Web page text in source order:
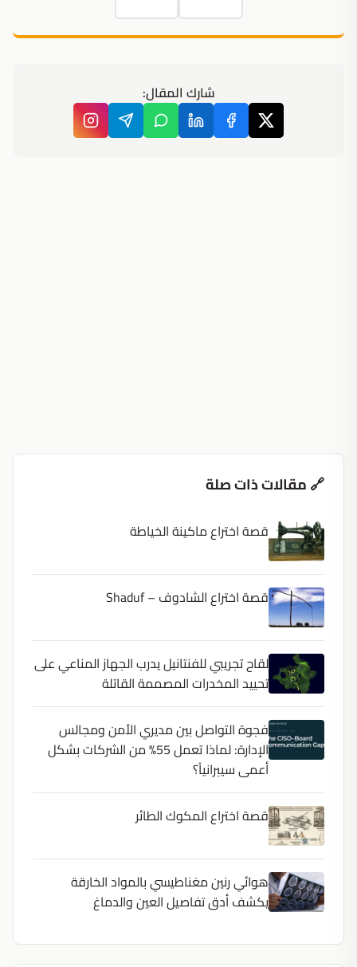
شارك المقال:
🔗 مقالات ذات صلة
قصة اختراع ماكينة الخياطة
قصة اختراع الشادوف – Shaduf
لقاح تجريبي للفنتانيل يدرب الجهاز المناعي على
تحييد المخدرات المصممة القاتلة
فجوة التواصل بين مديري الأمن ومجالس
الإدارة: لماذا تعمل 55% من الشركات بشكل
أعمى سيبرانياً؟
قصة اختراع المكوك الطائر
هوائي رنين مغناطيسي بالمواد الخارقة
يكشف أدق تفاصيل العين والدماغ